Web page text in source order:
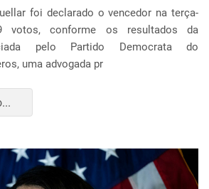
foi declarado o vencedor na terça-
votos, conforme os resultados da
pelo Partido Democrata do
uma advogada pr